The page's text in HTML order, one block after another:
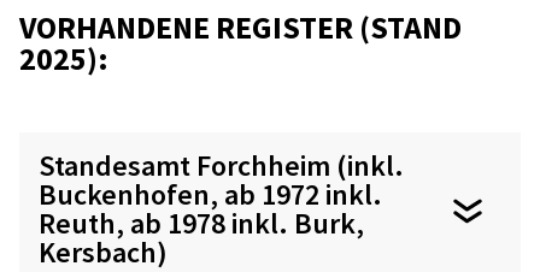
VORHANDENE REGISTER (STAND
2025):
Standesamt Forchheim (inkl.
Buckenhofen, ab 1972 inkl.
Reuth, ab 1978 inkl. Burk,
Kersbach)